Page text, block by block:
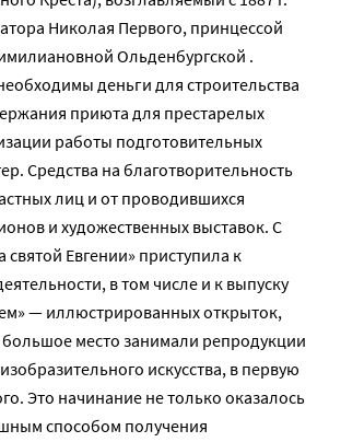
Николая Первого, принцессой
Ольденбургской .
деньги для строительства
приюта для престарелых
работы подготовительных
Средства на благотворительность
лиц и от проводившихся
и художественных выставок. С
святой Евгении» приступила к
в том числе и к выпуску
— иллюстрированных открыток,
место занимали репродукции
искусства, в первую
Это начинание не только оказалось
способом получения